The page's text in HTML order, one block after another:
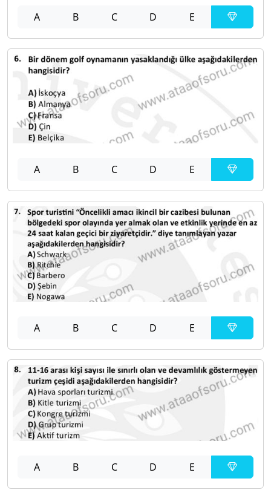
A B C D E
A B C D E
A B C D E
A B C D E